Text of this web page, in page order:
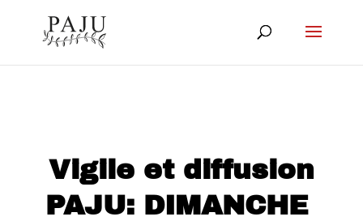
Vigile et diffusion
PAJU: DIMANCHE